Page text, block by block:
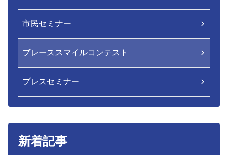
市民セミナー
ブレーススマイルコンテスト
プレスセミナー
新着記事